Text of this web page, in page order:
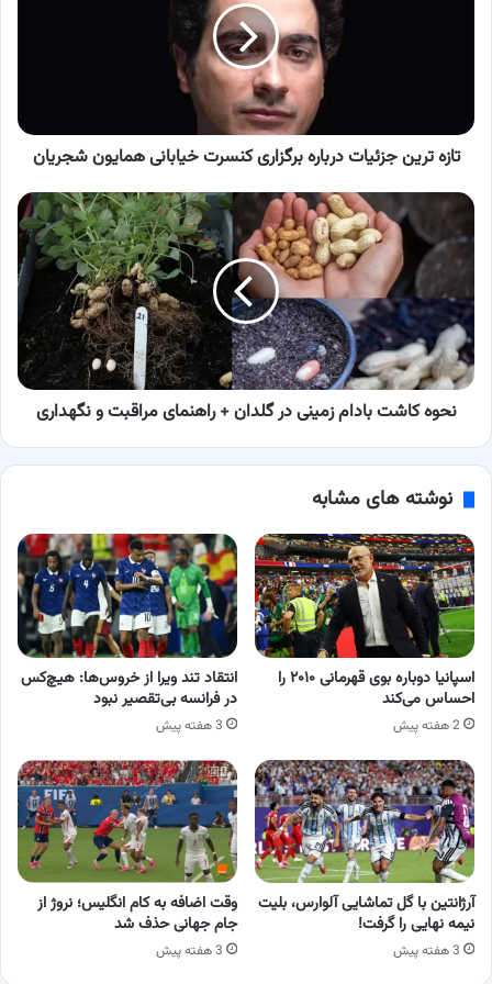
شجریان
تازه ترین جزئیات درباره برگزاری کنسرت خیابانی همایون شجریان
نحوه
بادام
زمینی
در
گلدان
+
راهنمای
مراقبت
نحوه کاشت بادام زمینی در گلدان + راهنمای مراقبت و نگهداری
نوشته های مشابه
اسپانیا دوباره بوی قهرمانی ۲۰۱۰ را
احساس می‌کند
2 هفته پیش
انتقاد تند ویرا از خروس‌ها: هیچ‌کس
در فرانسه بی‌تقصیر نبود
3 هفته پیش
آرژانتین با گل تماشایی آلوارس، بلیت
نیمه نهایی را گرفت!
3 هفته پیش
وقت اضافه به کام انگلیس؛ نروژ از
جام جهانی حذف شد
3 هفته پیش